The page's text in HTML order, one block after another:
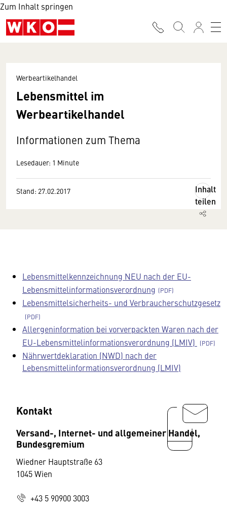
Zum Inhalt springen
Werbeartikelhandel
Lebensmittel im
Werbeartikelhandel
Informationen zum Thema
Lesedauer: 1 Minute
Stand: 27.02.2017
Inhalt
teilen
Lebensmittelkennzeichnung NEU nach der EU-
Lebensmittelinformationsverordnung
Lebensmittelsicherheits- und Verbraucherschutzgesetz
Allergeninformation bei vorverpackten Waren nach der
EU-Lebensmittelinformationsverordnung (LMIV)
Nährwertdeklaration (NWD) nach der
Lebensmittelinformationsverordnung (LMIV)
Kontakt
Versand-, Internet- und allgemeiner Handel,
Bundesgremium
Wiedner Hauptstraße 63
1045 Wien
+43 5 90900 3003